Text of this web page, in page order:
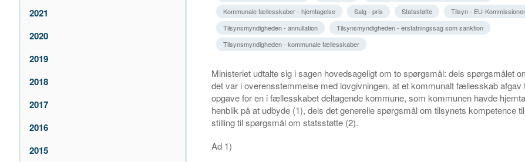
2021
2020
2019
2018
2017
2016
2015
Kommunale fællesskaber - hjemtagelse
Salg - pris Statsstøtte
Tilsyn - EU-
Tilsynsmyndigheden - annullation
Tilsynsmyndigheden - erstatningssag som sanktion
Tilsynsmyndigheden - kommunale fællesskaber
Ministeriet udtalte sig i sagen hovedsageligt om to spørgsmål: dels spørgsmålet
det var i overensstemmelse med lovgivningen, at et kommunalt fællesskab afgav
opgave for en i fællesskabet deltagende kommune, som kommunen havde
henblik på at udbyde (1), dels det generelle spørgsmål om tilsynets kompetence
stilling til spørgsmål om statsstøtte (2).
Ad 1)